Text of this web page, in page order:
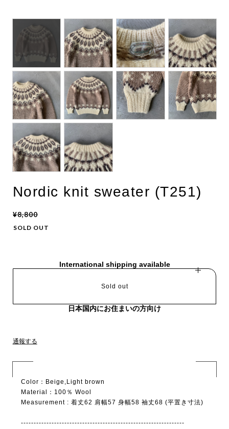
DESIGNERS ARCHIVES
Nordic knit sweater (T251)
¥8,800
SOLD OUT
International shipping available
Sold out
日本国内にお住まいの方向け
通報する
Color：Beige,Light brown
Material：100％ Wool
Measurement : 着丈62 肩幅57 身幅58 袖丈68 (平置き寸法)
----------------------------------------------------------------